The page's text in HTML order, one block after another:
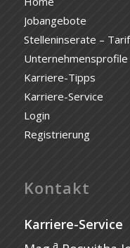
Jobangebote
Stelleninserate –
Unternehmensprofile
Karriere-Tipps
Karriere-Service
Login
Registrierung
Kontakt
Karriere-Service
a